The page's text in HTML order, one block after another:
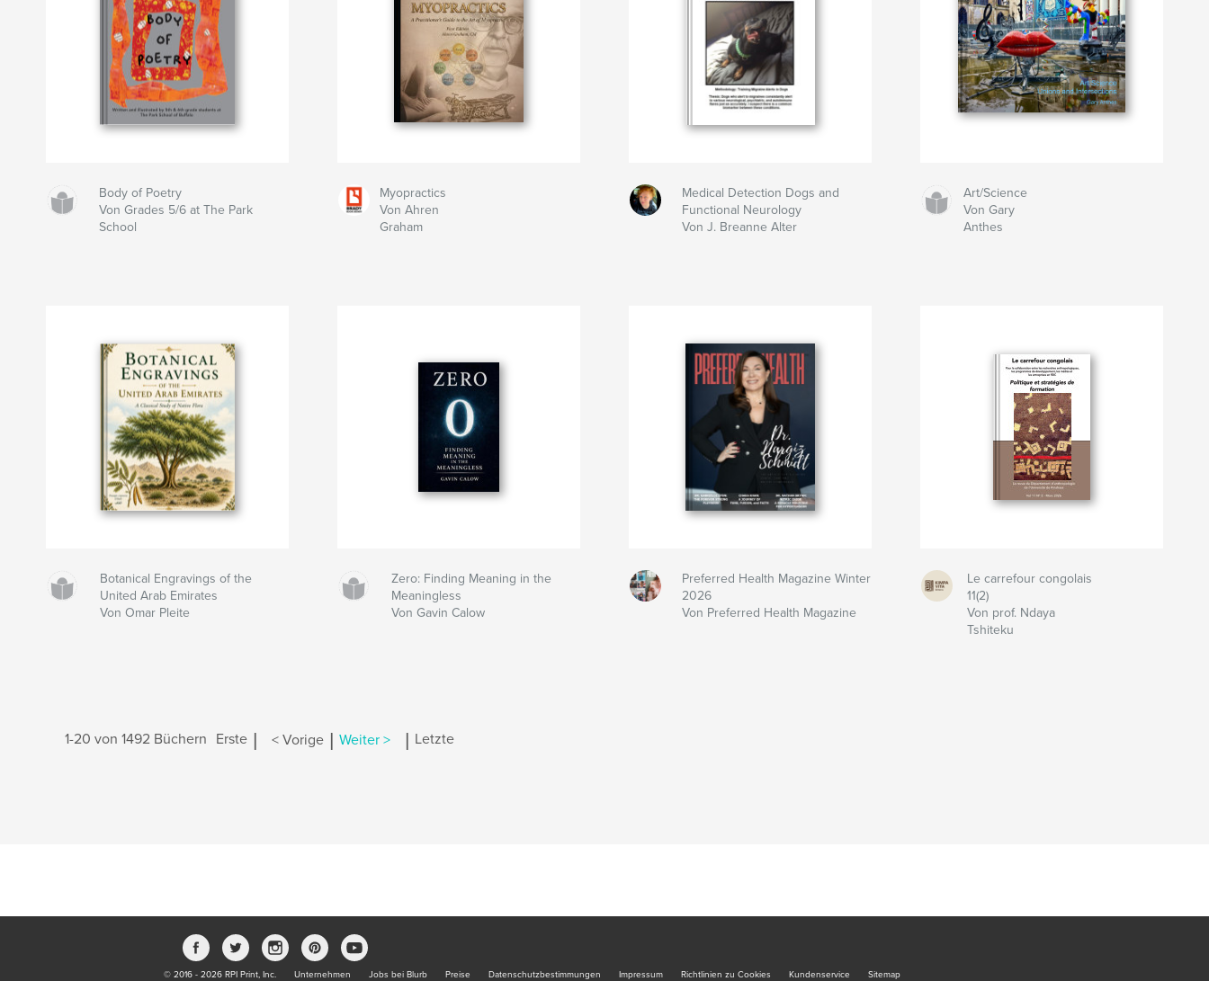
Body of Poetry
Von Grades 5/6 at The Park
School
Myopractics
Von Ahren
Graham
Medical Detection Dogs and
Functional Neurology
Von J. Breanne Alter
Art/Science
Von Gary
Anthes
Botanical Engravings of the
United Arab Emirates
Von Omar Pleite
Zero: Finding Meaning in the
Meaningless
Von Gavin Calow
Preferred Health Magazine Winter
2026
Von Preferred Health Magazine
Le carrefour congolais
11(2)
Von prof. Ndaya
Tshiteku
1-20 von 1492 Büchern Erste < Vorige Weiter > Letzte
© 2016 - 2026 RPI Print, Inc. Unternehmen Jobs bei Blurb Preise Datenschutzbestimmungen Impressum Richtlinien zu Cookies Kundenservice Sitemap